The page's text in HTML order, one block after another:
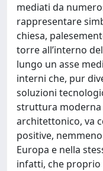
mediati da
rappresentare
chiesa,
torre all’interno
lungo un asse
interni che, pur
soluzioni
struttura moderna
architettonico, va
positive,
Europa e nella
infatti, che proprio